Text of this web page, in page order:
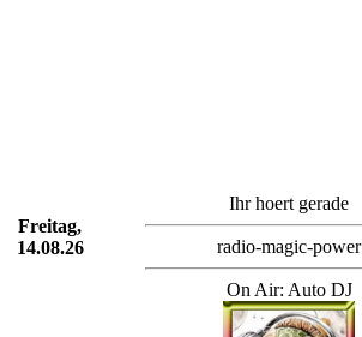
Freitag,
14.08.26
Ihr hoert gerade
radio-magic-power
On Air: Auto DJ